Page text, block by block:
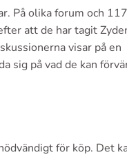
På olika forum och
att de har tagit
visar på en
sig på vad de kan
för köp. Det